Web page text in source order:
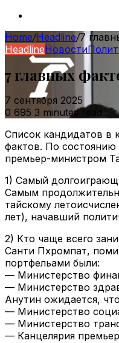
Home/Headline/7
HeadlineНовости
7 главных
7 сентября 2025
0 695 3 minutes read
Список кандидатов в
фактов. По состоянию
премьер-министром
1) Самый
Самым
тайскому
лет), начавший
2) Кто чаще всего
Санти Пхромпат,
портфельами были:
— Министерство
— Министерство
Анутин ожидается,
— Министерство
— Министерство
— Канцелярия